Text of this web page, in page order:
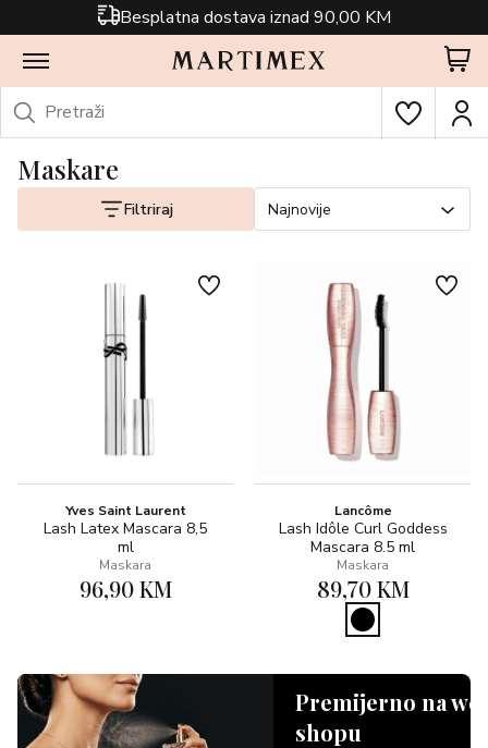
Besplatna dostava iznad 90,00 KM
Maskare
Filtriraj Najnovije
Yves Saint Laurent
Lash Latex Mascara 8,5
ml
Maskara
96,90 KM
Lancôme
Lash Idôle Curl Goddess
Mascara 8.5 ml
Maskara
89,70 KM
Premijerno na
shopu